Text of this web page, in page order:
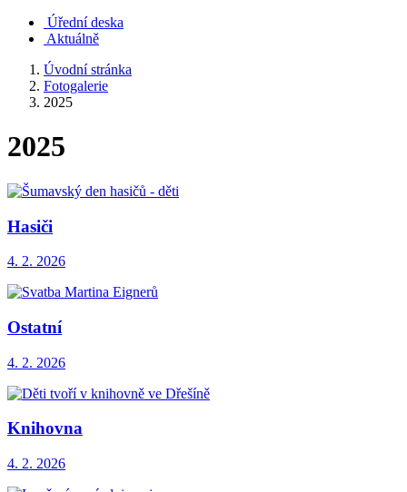
Úřední deska
Aktuálně
Úvodní stránka
Fotogalerie
2025
2025
Hasiči
4. 2. 2026
Ostatní
4. 2. 2026
Knihovna
4. 2. 2026